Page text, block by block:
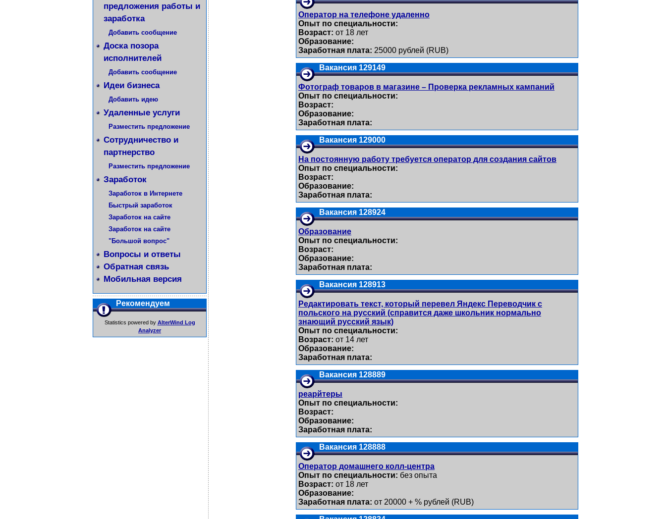
предложения работы и
заработка
Добавить сообщение
Доска позора
исполнителей
Добавить сообщение
Идеи бизнеса
Добавить идею
Удаленные услуги
Разместить предложение
Сотрудничество и
партнерство
Разместить предложение
Заработок
Заработок в Интернете
Быстрый заработок
Заработок на сайте
Заработок на сайте
"Большой вопрос"
Вопросы и ответы
Обратная связь
Мобильная версия
Рекомендуем
Statistics powered by AlterWind Log
Analyzer
Оператор на телефоне удаленно
Опыт по специальности:
Возраст: от 18 лет
Образование:
Заработная плата: 25000 рублей (RUB)
Вакансия 129149
Фотограф товаров в магазине – Проверка рекламных кампаний
Опыт по специальности:
Возраст:
Образование:
Заработная плата:
Вакансия 129000
На постоянную работу требуется оператор для создания сайтов
Опыт по специальности:
Возраст:
Образование:
Заработная плата:
Вакансия 128924
Образование
Опыт по специальности:
Возраст:
Образование:
Заработная плата:
Вакансия 128913
Редактировать текст, который перевел Яндекс Переводчик с
польского на русский (справится даже школьник нормально
знающий русский язык)
Опыт по специальности:
Возраст: от 14 лет
Образование:
Заработная плата:
Вакансия 128889
реарйтеры
Опыт по специальности:
Возраст:
Образование:
Заработная плата:
Вакансия 128888
Оператор домашнего колл-центра
Опыт по специальности: без опыта
Возраст: от 18 лет
Образование:
Заработная плата: от 20000 + % рублей (RUB)